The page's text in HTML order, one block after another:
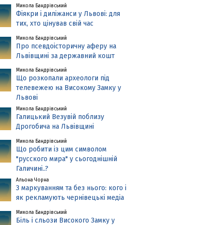
Микола Бандрівський
Фіякри і диліжанси у Львові: для
тих, хто цінував свій час
Микола Бандрівський
Про псевдоісторичну аферу на
Львівщині за державний кошт
Микола Бандрівський
Що розкопали археологи під
телевежею на Високому Замку у
Львові
Микола Бандрівський
Галицький Везувій поблизу
Дрогобича на Львівщині
Микола Бандрівський
Що робити із цим символом
"русского мира" у сьогоднішній
Галичині..?
Альона Чорна
З маркуванням та без нього: кого і
як рекламують чернівецькі медіа
Микола Бандрівський
Біль і сльози Високого Замку у